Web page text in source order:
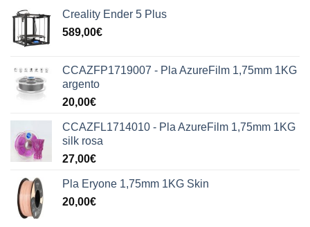
Creality Ender 5 Plus
589,00€
CCAZFP1719007 - Pla AzureFilm 1,75mm 1KG
argento
20,00€
CCAZFL1714010 - Pla AzureFilm 1,75mm 1KG
silk rosa
27,00€
Pla Eryone 1,75mm 1KG Skin
20,00€